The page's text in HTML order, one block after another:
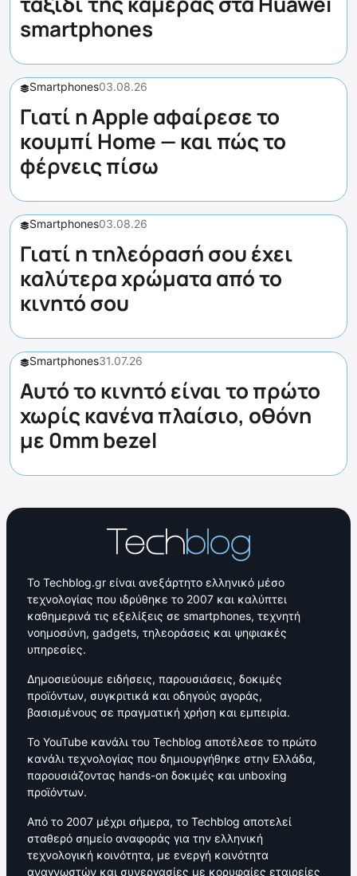
smartphones
Smartphones03.08.26
Γιατί η Apple αφαίρεσε το
κουμπί Home — και πώς το
φέρνεις πίσω
Smartphones03.08.26
Γιατί η τηλεόρασή σου έχει
καλύτερα χρώματα από το
κινητό σου
Smartphones31.07.26
Αυτό το κινητό είναι το πρώτο
χωρίς κανένα πλαίσιο, οθόνη
με 0mm bezel
Το Techblog.gr είναι ανεξάρτητο ελληνικό μέσο
τεχνολογίας που ιδρύθηκε το 2007 και καλύπτει
καθημερινά τις εξελίξεις σε smartphones, τεχνητή
νοημοσύνη, gadgets, τηλεοράσεις και ψηφιακές
υπηρεσίες.
Δημοσιεύουμε ειδήσεις, παρουσιάσεις, δοκιμές
προϊόντων, συγκριτικά και οδηγούς αγοράς,
βασισμένους σε πραγματική χρήση και εμπειρία.
Το YouTube κανάλι του Techblog αποτέλεσε το πρώτο
κανάλι τεχνολογίας που δημιουργήθηκε στην Ελλάδα,
παρουσιάζοντας hands-on δοκιμές και unboxing
προϊόντων.
Από το 2007 μέχρι σήμερα, το Techblog αποτελεί
σταθερό σημείο αναφοράς για την ελληνική
τεχνολογική κοινότητα, με ενεργή κοινότητα
αναγνωστών και συνεργασίες με κορυφαίες εταιρείες